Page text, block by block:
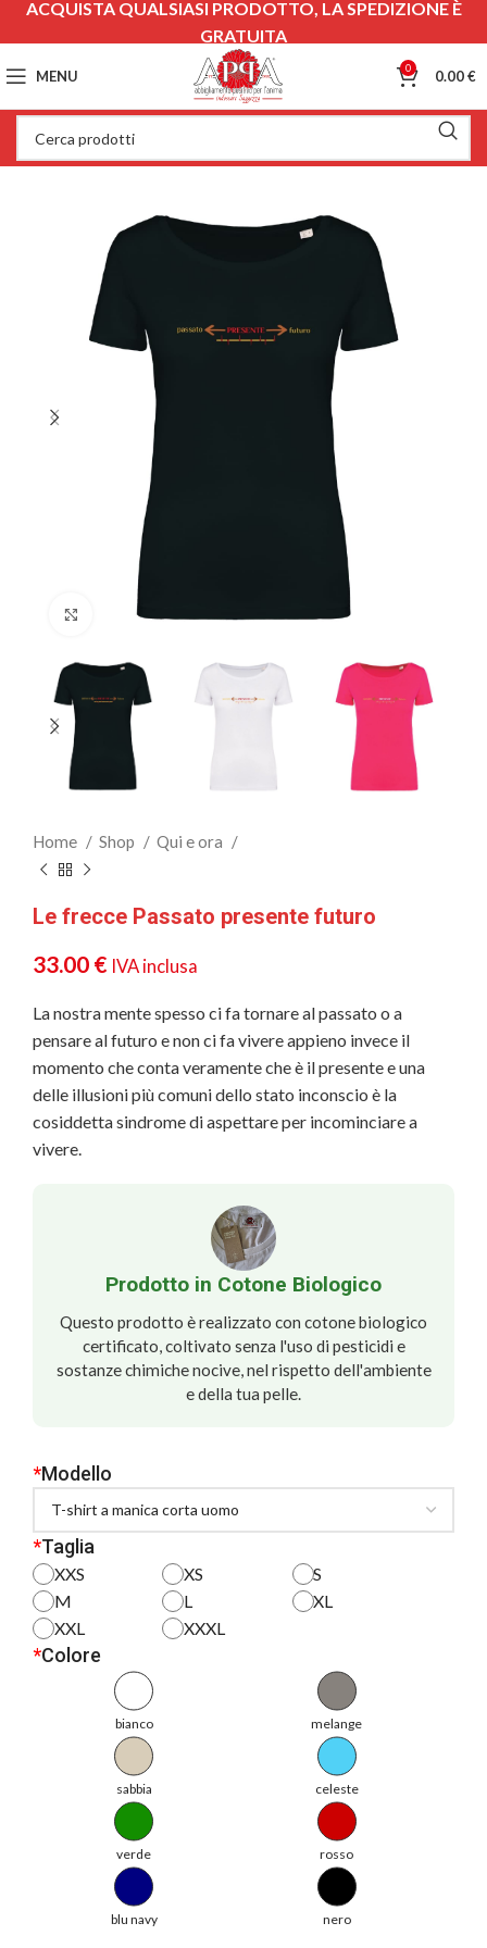
MENU 0 0.00€
Clicca per ingrandire
Home Shop Qui e ora
Le frecce Passato presente futuro
33.00 € IVA inclusa
La nostra mente spesso ci fa tornare al passato o a
pensare al futuro e non ci fa vivere appieno invece il
momento che conta veramente che è il presente e una
delle illusioni più comuni dello stato inconscio è la
cosiddetta sindrome di aspettare per incominciare a
vivere.
Prodotto in Cotone Biologico
Questo prodotto è realizzato con cotone biologico
certificato, coltivato senza l'uso di pesticidi e
sostanze chimiche nocive, nel rispetto dell'ambiente
e della tua pelle.
*Modello
*Taglia
XXS XS
S
M
L
XL
XXL
XXXL
*Colore
bianco melange
sabbia celeste
verde rosso
blu navy nero
ACQUISTA QUALSIASI PRODOTTO, LA SPEDIZIONE È
GRATUITA